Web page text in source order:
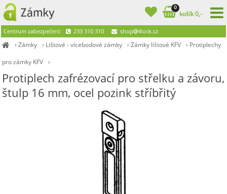
›Zámky › Lištové - vícebodové zámky ›Zámky lištové KFV › Protiplechy
pro zámky KFV ›
Protiplech zafrézovací pro střelku a závoru,
štulp 16 mm, ocel pozink stříbřitý
0
košík 0,-
Centrum zabezpečení: 233 310 310 shop 4lock.cz